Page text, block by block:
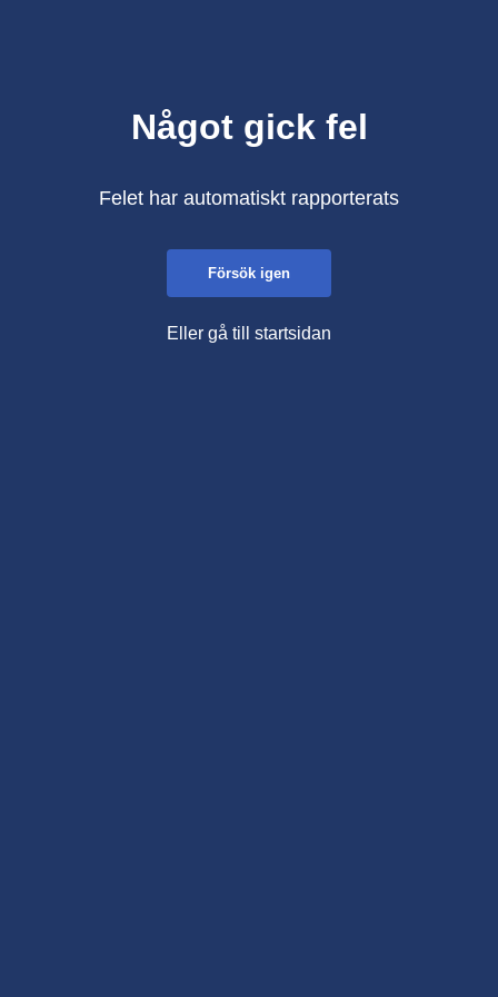
Något gick fel
Felet har automatiskt rapporterats
Försök igen
Eller gå till startsidan